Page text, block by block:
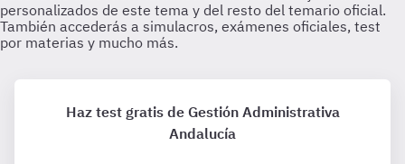
Haz test gratis de Gestión Administrativa
Andalucía